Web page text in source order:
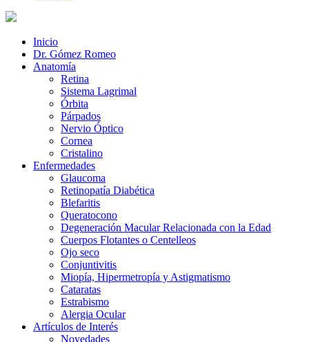
Inicio
Dr. Gómez Romeo
Anatomía
Retina
Sistema Lagrimal
Órbita
Párpados
Nervio Óptico
Cornea
Cristalino
Enfermedades
Glaucoma
Retinopatía Diabética
Blefaritis
Queratocono
Degeneración Macular Relacionada con la Edad
Cuerpos Flotantes o Centelleos
Ojo seco
Conjuntivitis
Miopía, Hipermetropía y Astigmatismo
Cataratas
Estrabismo
Alergia Ocular
Artículos de Interés
Novedades